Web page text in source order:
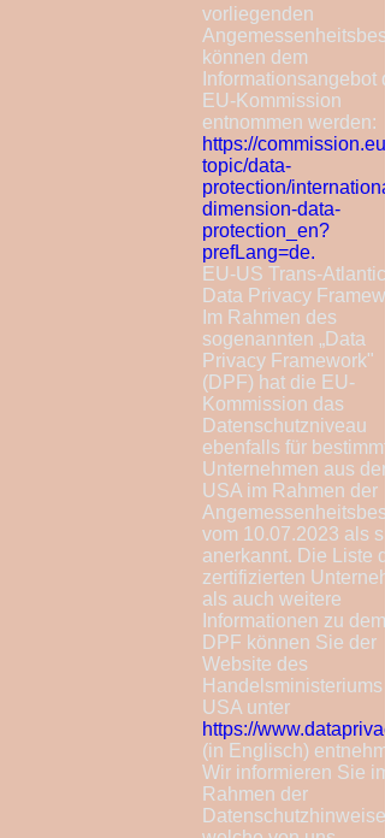
vorliegenden
können dem
Informationsangebot
EU-Kommission
entnommen werden:
https://
topic/data-
protection/
dimension-data-
protection_en?
prefLang=de.
EU-US Trans-Atlantic
Data Privacy
Im Rahmen des
sogenannten „Data
Privacy Framework"
(DPF) hat die EU-
Kommission das
Datenschutzniveau
ebenfalls für
Unternehmen aus den
USA im Rahmen der
vom 10.07.2023 als
anerkannt. Die Liste
zertifizierten
als auch weitere
Informationen zu dem
DPF können Sie der
Website des
Handelsministeriums
USA unter
https://
(in Englisch)
Wir informieren Sie im
Rahmen der
Datenschutzhinweise,